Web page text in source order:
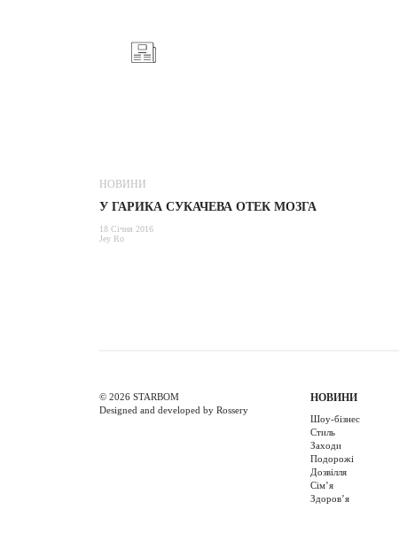
НОВИНИ
У ГАРИКА СУКАЧЕВА ОТЕК МОЗГА
18 Січня 2016
Jey Ro
© 2026 STARBOM
Designed and developed by Rossery
НОВИНИ
Шоу-бізнес
Стиль
Заходи
Подорожі
Дозвілля
Cім’я
Здоров’я